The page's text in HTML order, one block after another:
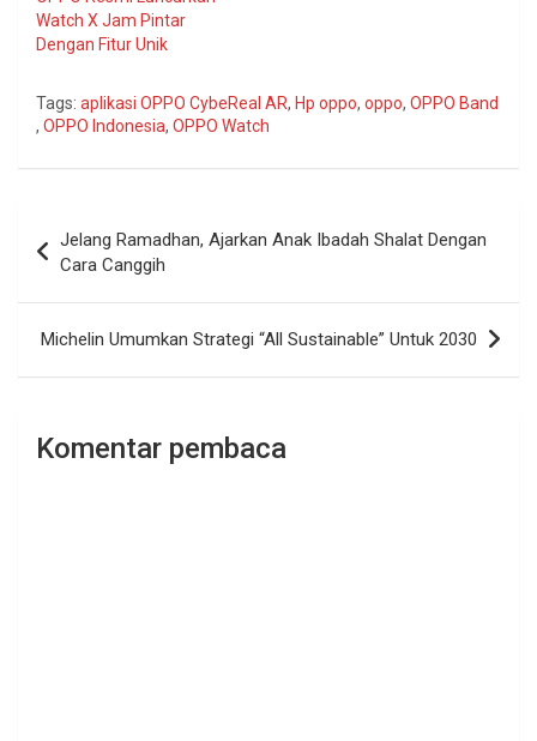
Watch X Jam Pintar
Dengan Fitur Unik
Tags: aplikasi OPPO CybeReal AR, Hp oppo, oppo, OPPO Band
, OPPO Indonesia, OPPO Watch
pos
Jelang Ramadhan, Ajarkan Anak Ibadah Shalat Dengan
Cara Canggih
Michelin Umumkan Strategi “All Sustainable” Untuk 2030
Komentar pembaca